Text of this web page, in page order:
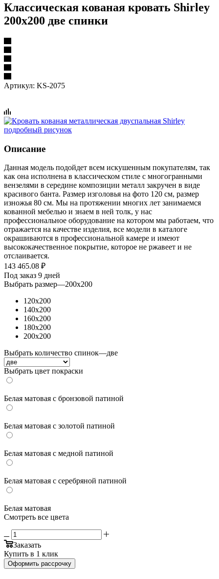
Классическая кованая кровать Shirley
200x200 две спинки
Артикул: KS-2075
Описание
Данная модель подойдет всем искушенным покупателям, так
как она исполнена в классическом стиле с многогранными
вензелями в середине композиции металл закручен в виде
красивого банта. Размер изголовья на фото 120 см, размер
изножья 80 см. Мы на протяжении многих лет занимаемся
кованной мебелью и знаем в ней толк, у нас
профессиональное оборудование на котором мы работаем, что
отражается на качестве изделия, все модели в каталоге
окрашиваются в профессиональной камере и имеют
высококачественное покрытие, которое не ржавеет и не
отслаивается.
143 465.08 ₽
Под заказ 9 дней
Выбрать размер—200x200
120x200
140x200
160x200
180x200
200x200
Выбрать количество спинок—две
Выбрать цвет покраски
Белая матовая с бронзовой патиной
Белая матовая с золотой патиной
Белая матовая с медной патиной
Белая матовая с серебряной патиной
Белая матовая
Смотреть все цвета
Заказать
Купить в 1 клик
Оформить рассрочку